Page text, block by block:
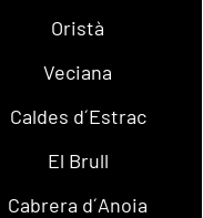
Oristà
Veciana
Caldes d´Estrac
El Brull
Cabrera d´Anoia